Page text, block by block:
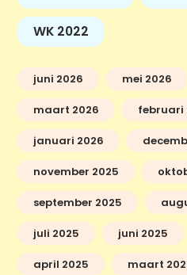
WK 2022
juni 2026 mei 2026
maart 2026 februari
januari 2026
november 2025
september 2025
juli 2025 juni 2025
april 2025 maart